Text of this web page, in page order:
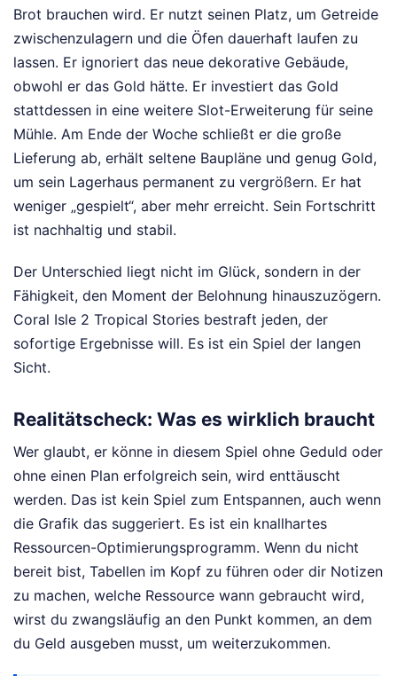
Brot brauchen wird. Er nutzt seinen Platz, um Getreide
zwischenzulagern und die Öfen dauerhaft laufen zu
lassen. Er ignoriert das neue dekorative Gebäude,
obwohl er das Gold hätte. Er investiert das Gold
stattdessen in eine weitere Slot-Erweiterung für seine
Mühle. Am Ende der Woche schließt er die große
Lieferung ab, erhält seltene Baupläne und genug Gold,
um sein Lagerhaus permanent zu vergrößern. Er hat
weniger „gespielt“, aber mehr erreicht. Sein Fortschritt
ist nachhaltig und stabil.
Der Unterschied liegt nicht im Glück, sondern in der
Fähigkeit, den Moment der Belohnung hinauszuzögern.
Coral Isle 2 Tropical Stories bestraft jeden, der
sofortige Ergebnisse will. Es ist ein Spiel der langen
Sicht.
Realitätscheck: Was es wirklich braucht
Wer glaubt, er könne in diesem Spiel ohne Geduld oder
ohne einen Plan erfolgreich sein, wird enttäuscht
werden. Das ist kein Spiel zum Entspannen, auch wenn
die Grafik das suggeriert. Es ist ein knallhartes
Ressourcen-Optimierungsprogramm. Wenn du nicht
bereit bist, Tabellen im Kopf zu führen oder dir Notizen
zu machen, welche Ressource wann gebraucht wird,
wirst du zwangsläufig an den Punkt kommen, an dem
du Geld ausgeben musst, um weiterzukommen.